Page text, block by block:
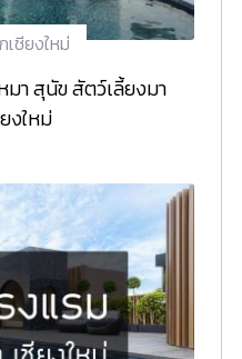
ชียงใหม่
า สุนัข สัตว์เลี้ยงมา
งใหม่